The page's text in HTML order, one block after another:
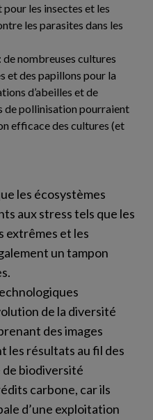
les insectes et les
les parasites dans les
: de nombreuses cultures
et des papillons pour la
d’abeilles et de
de pollinisation pourraient
efficace des cultures (et
les écosystèmes
aux stress tels que les
extrêmes et les
un tampon
de la diversité
des images
les résultats au fil des
de biodiversité
carbone, car ils
d’une exploitation